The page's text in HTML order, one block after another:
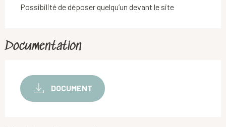
Possibilité de déposer quelqu’un devant le site
Documentation
DOCUMENT